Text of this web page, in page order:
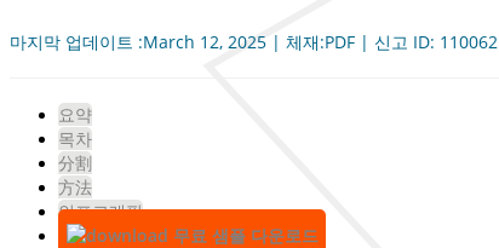
마지막 업데이트 :March 12, 2025 | 체재:PDF | 신고 ID: 110062
요약
목차
分割
方法
인포그래픽
무료 샘플 다운로드